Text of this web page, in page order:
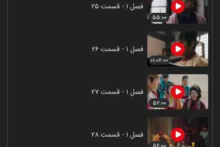
۵۵:۰۰
فصل ۱ - قسمت ۲۵
۰۱:۰۲:۰۰
فصل ۱ - قسمت ۲۶
۵۲:۰۰
فصل ۱ - قسمت ۲۷
فصل ۱ - قسمت ۲۸